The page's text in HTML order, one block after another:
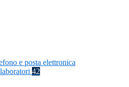
e posta elettronica
42